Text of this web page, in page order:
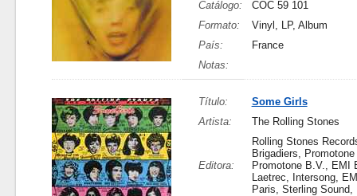
Catálogo:
COC 59 101
Formato:
Vinyl, LP, Album
País:
France
Notas:
Título:
Some Girls
Artista:
The Rolling Stones
Editora:
Rolling Stones
Brigadiers,
Promotone B.V., EMI
Laetrec, Intersong,
Paris, Sterling Sound,